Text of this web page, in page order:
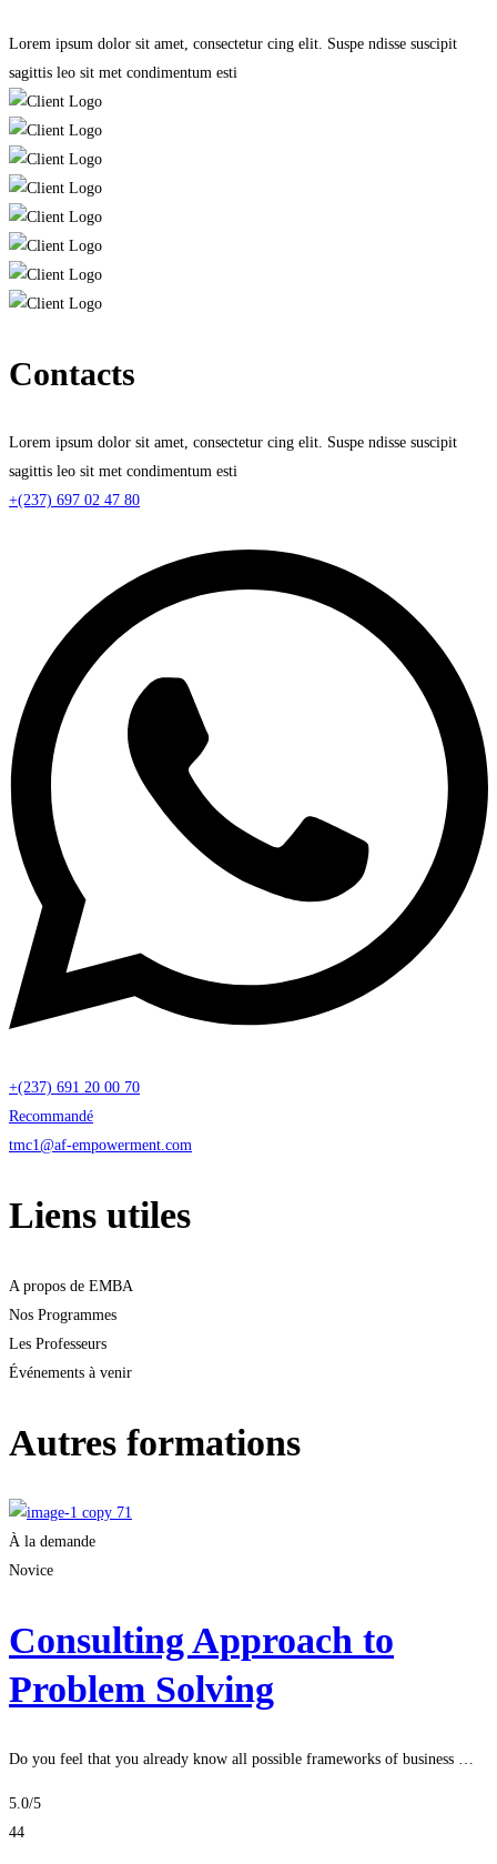
Lorem ipsum dolor sit amet, consectetur cing elit. Suspe ndisse suscipit
sagittis leo sit met condimentum esti
Contacts
Lorem ipsum dolor sit amet, consectetur cing elit. Suspe ndisse suscipit
sagittis leo sit met condimentum esti
+(237) 697 02 47 80
+(237) 691 20 00 70
Recommandé
tmc1@af-empowerment.com
Liens utiles
A propos de EMBA
Nos Programmes
Les Professeurs
Événements à venir
Autres formations
À la demande
Novice
Consulting Approach to
Problem Solving
Do you feel that you already know all possible frameworks of business …
5.0/5
44